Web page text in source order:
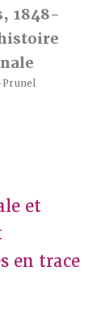
1848-
et
en trace